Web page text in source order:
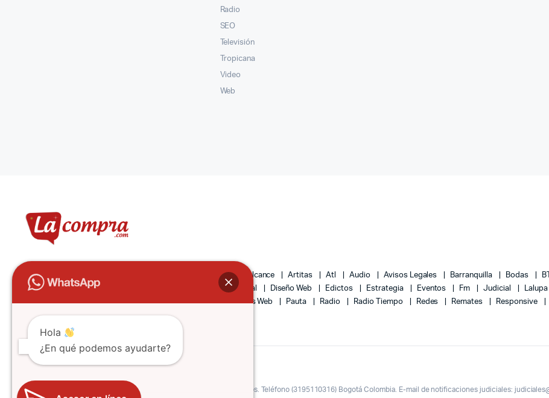
Radio
SEO
Televisión
Tropicana
Video
Web
104.9 FM Activaciones Alcance Artitas Atl Audio Avisos Legales Barranquilla Bodas
Comandando
Community Cuñas Digital Diseño Web Edictos Estrategia Eventos Fm Judicial Lalupa
Música
Numero Uno Olímpica Stereo Online Paginas Web Pauta Radio Radio Tiempo Redes Remates Responsive
Copyright 2022 © Lacompra Colombia | Todos los derechos reservados. Teléfono (3195110316) Bogotá Colombia. E-mail de notificaciones judiciales:
Hola
¿En qué podemos ayudarte?